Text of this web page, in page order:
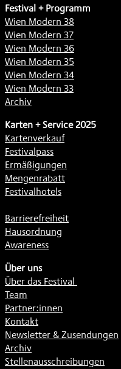
Festival + Programm
Wien Modern 38
Wien Modern 37
Wien Modern 36
Wien Modern 35
Wien Modern 34
Wien Modern 33
Archiv
Karten + Service 2025
Kartenverkauf
Festivalpass
Ermäßigungen
Mengenrabatt
Festivalhotels
Barrierefreiheit
Hausordnung
Awareness
Über uns
Über das Festival
Team
Partner:innen
Kontakt
Newsletter & Zusendungen
Archiv
Stellenausschreibungen